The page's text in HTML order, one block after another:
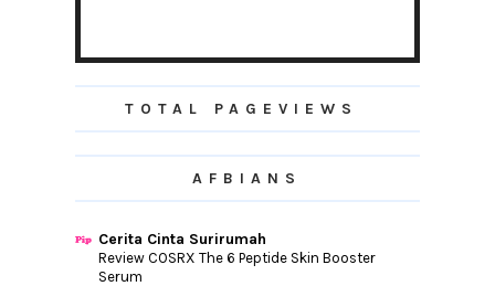
Ketuk-Ketuk Ramadhan- Alumni KYPM-
UUM Batch 99
Kan Dah Kata Dah...
Puasa Ramadhan: Sunat, makruh dan
Fried Spaghetti With Beef, Seafood and
Dried Chiles
TOTAL PAGEVIEWS
AFBIANS
Cerita Cinta Surirumah
Review COSRX The 6 Peptide Skin Booster
Serum